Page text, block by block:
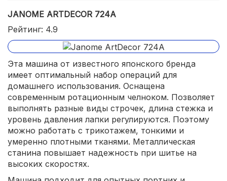
JANOME ARTDECOR 724A
Рейтинг: 4.9
Эта машина от известного японского бренда
имеет оптимальный набор операций для
домашнего использования. Оснащена
современным ротационным челноком. Позволяет
выполнять разные виды строчек, длина стежка и
уровень давления лапки регулируются. Поэтому
можно работать с трикотажем, тонкими и
умеренно плотными тканями. Металлическая
станина повышает надежность при шитье на
высоких скоростях.